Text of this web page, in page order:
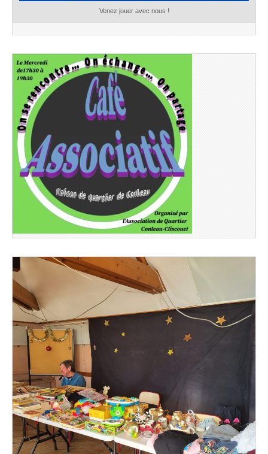
Venez jouer avec nous !